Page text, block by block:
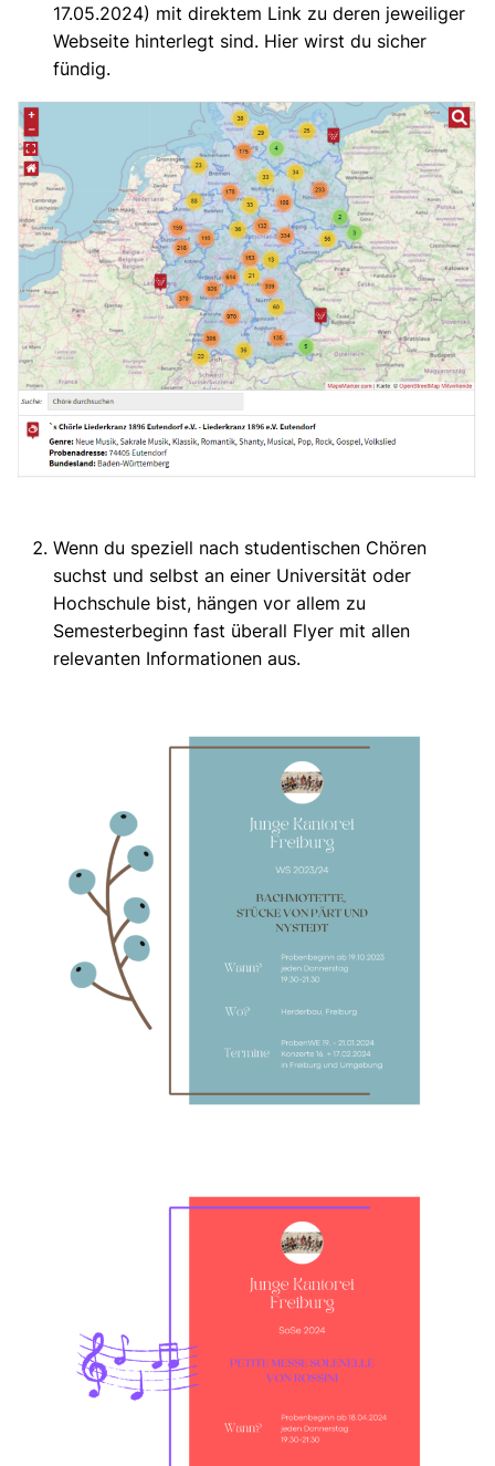
17.05.2024) mit direktem Link zu deren jeweiliger
Webseite hinterlegt sind. Hier wirst du sicher
fündig.
Wenn du speziell nach studentischen Chören
suchst und selbst an einer Universität oder
Hochschule bist, hängen vor allem zu
Semesterbeginn fast überall Flyer mit allen
relevanten Informationen aus.